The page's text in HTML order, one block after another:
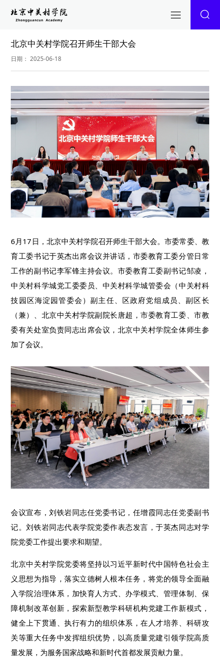
北京中关村学院召开师生干部大会
日期： 2025-06-18
6月17日，北京中关村学院召开师生干部大会。市委常委、教
育工委书记于英杰出席会议并讲话，市委教育工委分管日常
工作的副书记李军锋主持会议。市委教育工委副书记邹凌，
中关村科学城党工委委员、中关村科学城管委会（中关村科
技园区海淀园管委会）副主任、区政府党组成员、副区长
（兼）、北京中关村学院副院长唐超，市委教育工委、市教
委有关处室负责同志出席会议，北京中关村学院全体师生参
加了会议。
会议宣布，刘铁岩同志任党委书记，任增霞同志任党委副书
记。刘铁岩同志代表学院党委作表态发言，于英杰同志对学
院党委工作提出要求和期望。
北京中关村学院党委将坚持以习近平新时代中国特色社会主
义思想为指导，落实立德树人根本任务，将党的领导全面融
入学院治理体系，加快育人方式、办学模式、管理体制、保
障机制改革创新，探索新型教学科研机构党建工作新模式，
健全上下贯通、执行有力的组织体系，在人才培养、科研攻
关等重大任务中发挥组织优势，以高质量党建引领学院高质
量发展，为服务国家战略和新时代首都发展贡献力量。